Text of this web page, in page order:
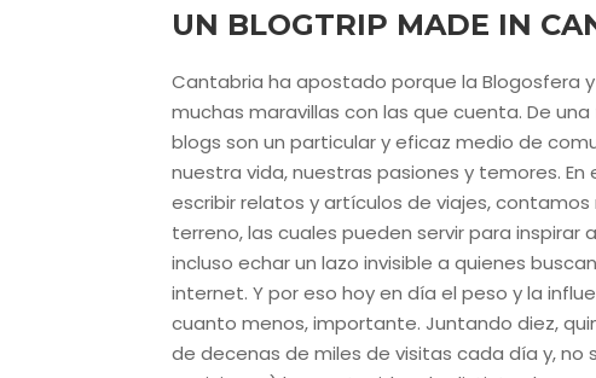
UN BLOGTRIP MADE IN
Cantabria ha apostado porque la Blogosfera
muchas maravillas con las que cuenta. De
blogs son un particular y eficaz medio de
nuestra vida, nuestras pasiones y temores.
escribir relatos y artículos de viajes,
terreno, las cuales pueden servir para
incluso echar un lazo invisible a quienes
internet. Y por eso hoy en día el peso y la
cuanto menos, importante. Juntando diez,
de decenas de miles de visitas cada día y, no